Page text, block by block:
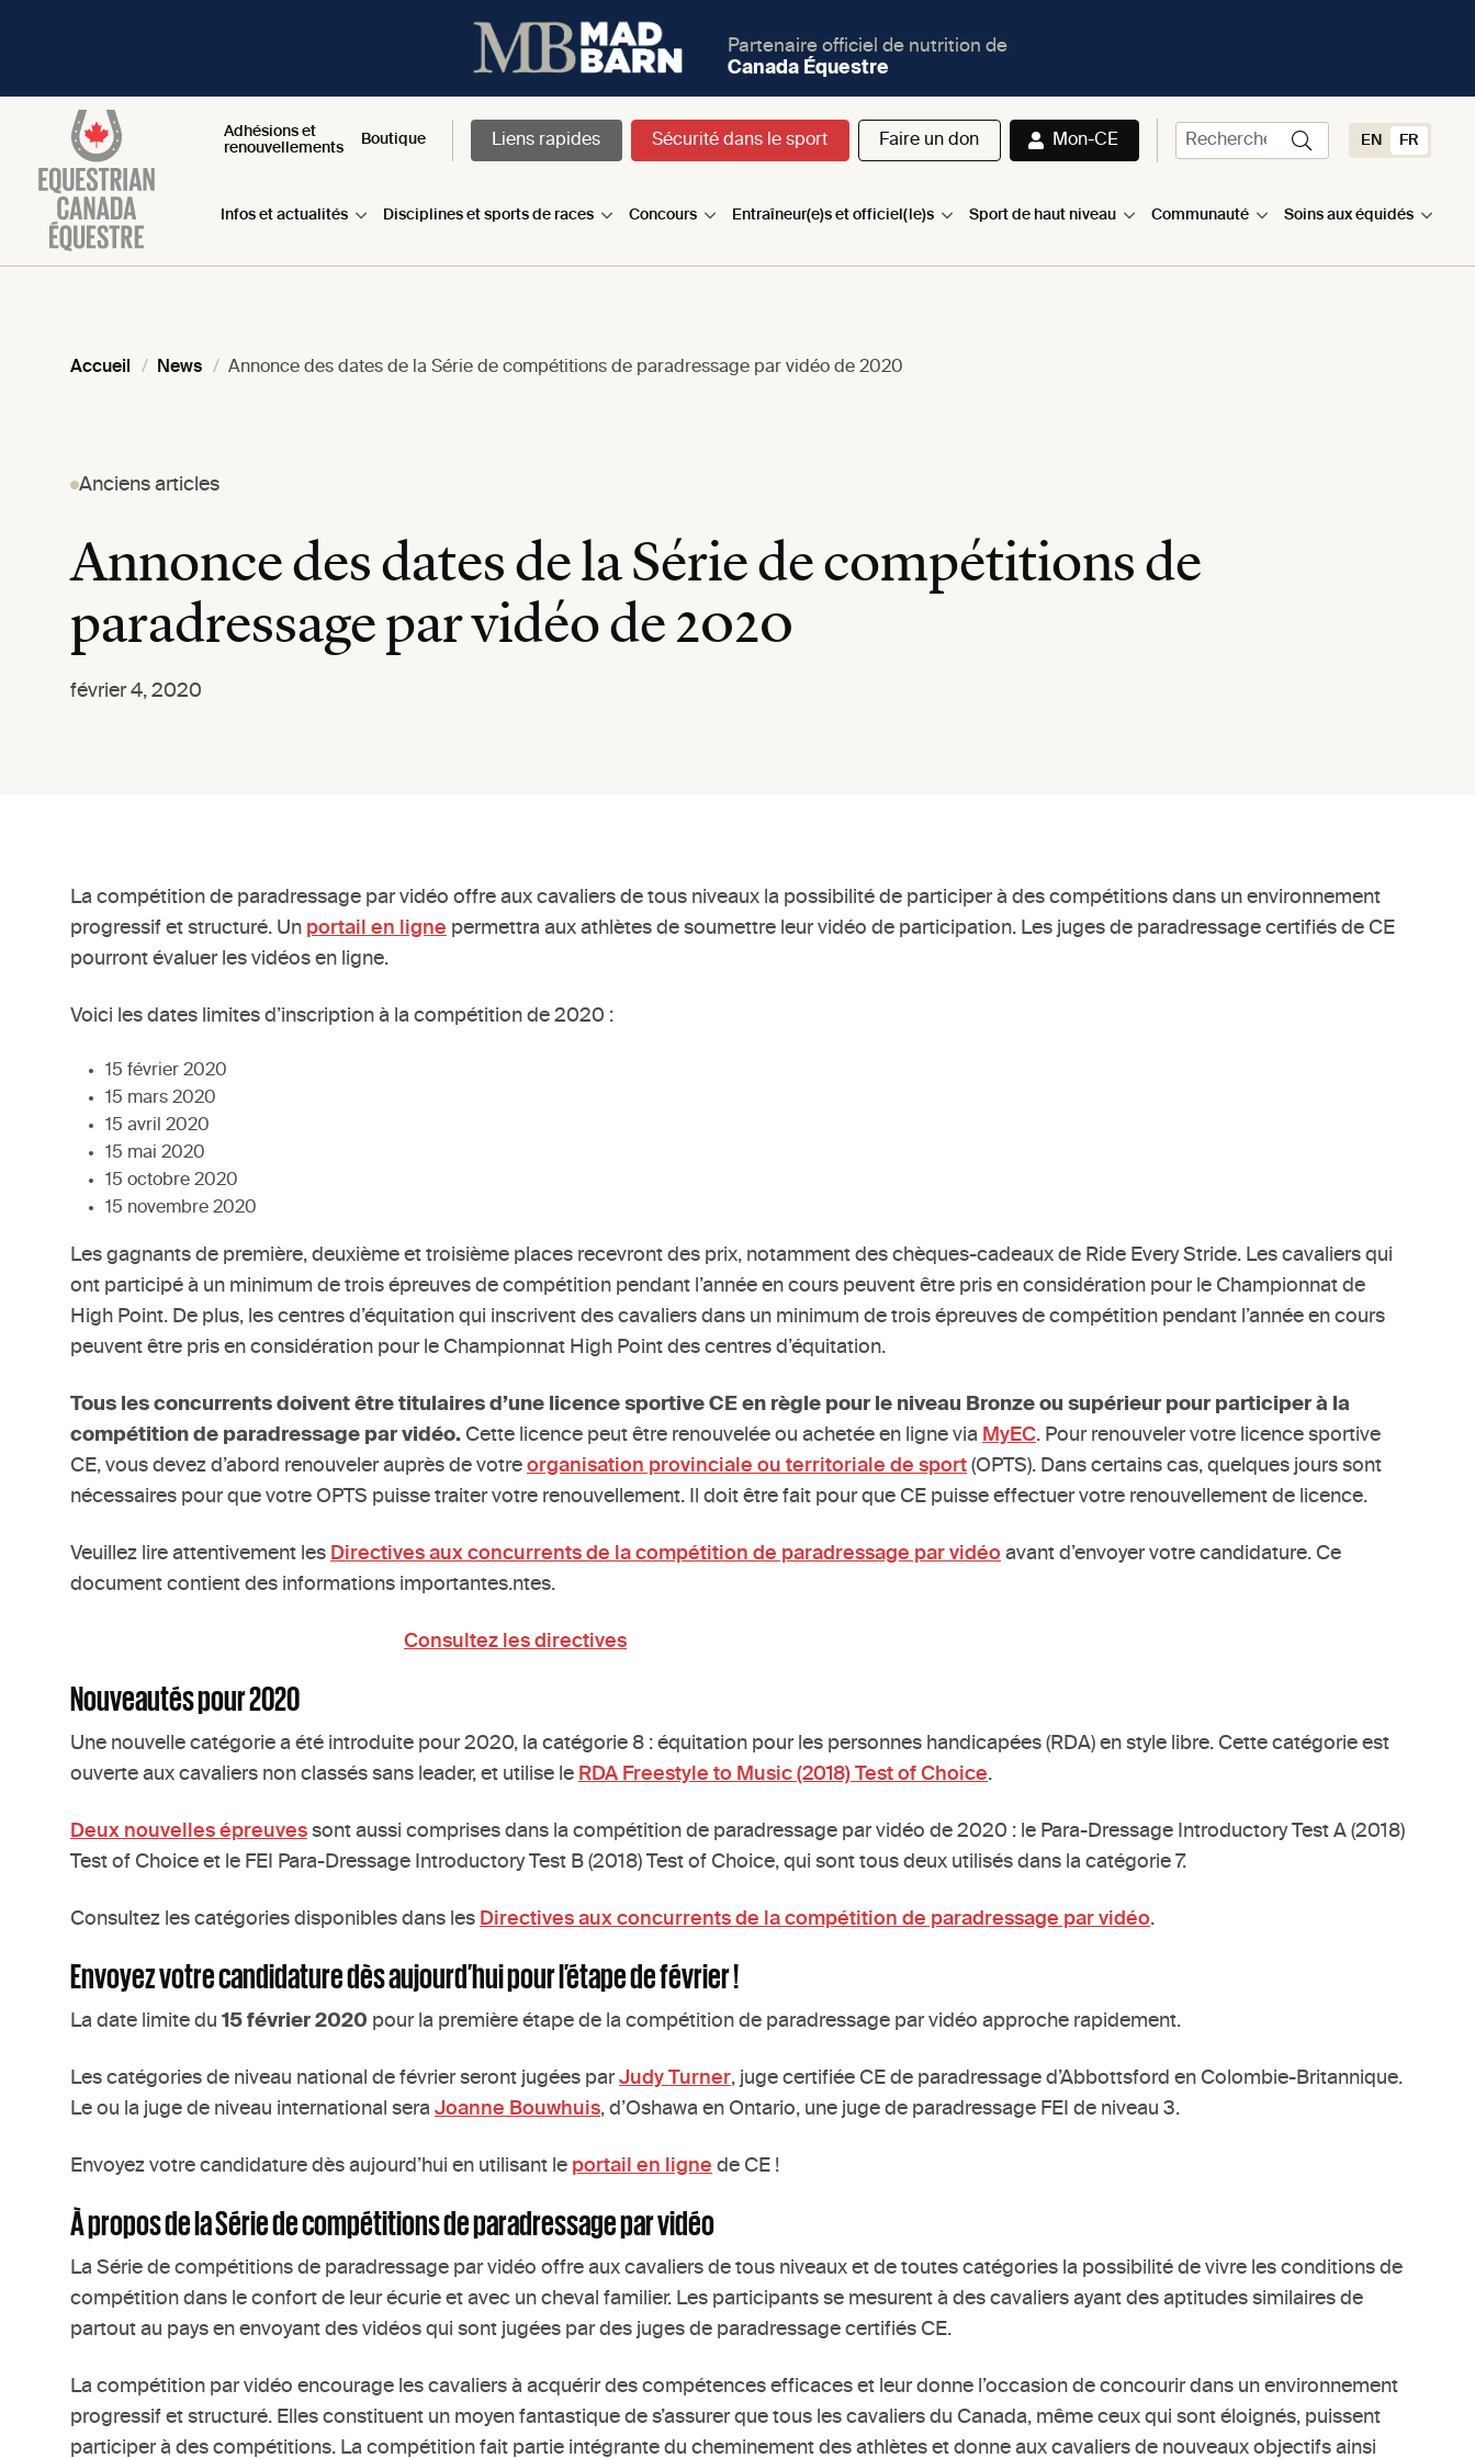
Partenaire officiel de nutrition de
Canada Équestre
Adhésions et
renouvellements
Boutique Liens rapides Sécurité dans le sport Faire un don Mon-CE EN FR
Infos et actualités Disciplines et sports de races Concours Entraîneur(e)s et officiel(le)s Sport de haut niveau Communauté Soins aux équidés
Accueil News Annonce des dates de la Série de compétitions de paradressage par vidéo de 2020
Anciens articles
Annonce des dates de la Série de compétitions de
paradressage par vidéo de 2020
février 4, 2020
La compétition de paradressage par vidéo offre aux cavaliers de tous niveaux la possibilité de participer à des compétitions dans un environnement
progressif et structuré. Un portail en ligne permettra aux athlètes de soumettre leur vidéo de participation. Les juges de paradressage certifiés de CE
pourront évaluer les vidéos en ligne.
Voici les dates limites d’inscription à la compétition de 2020 :
15 février 2020
15 mars 2020
15 avril 2020
15 mai 2020
15 octobre 2020
15 novembre 2020
Les gagnants de première, deuxième et troisième places recevront des prix, notamment des chèques-cadeaux de Ride Every Stride. Les cavaliers qui
ont participé à un minimum de trois épreuves de compétition pendant l’année en cours peuvent être pris en considération pour le Championnat de
High Point. De plus, les centres d’équitation qui inscrivent des cavaliers dans un minimum de trois épreuves de compétition pendant l’année en cours
peuvent être pris en considération pour le Championnat High Point des centres d’équitation.
Tous les concurrents doivent être titulaires d’une licence sportive CE en règle pour le niveau Bronze ou supérieur pour participer à la
compétition de paradressage par vidéo. Cette licence peut être renouvelée ou achetée en ligne via MyEC. Pour renouveler votre licence sportive
CE, vous devez d’abord renouveler auprès de votre organisation provinciale ou territoriale de sport (OPTS). Dans certains cas, quelques jours sont
nécessaires pour que votre OPTS puisse traiter votre renouvellement. Il doit être fait pour que CE puisse effectuer votre renouvellement de licence.
Veuillez lire attentivement les Directives aux concurrents de la compétition de paradressage par vidéo avant d’envoyer votre candidature. Ce
document contient des informations importantes.ntes.
Consultez les directives
Nouveautés pour 2020
Une nouvelle catégorie a été introduite pour 2020, la catégorie 8 : équitation pour les personnes handicapées (RDA) en style libre. Cette catégorie est
ouverte aux cavaliers non classés sans leader, et utilise le RDA Freestyle to Music (2018) Test of Choice.
Deux nouvelles épreuves sont aussi comprises dans la compétition de paradressage par vidéo de 2020 : le Para-Dressage Introductory Test A (2018)
Test of Choice et le FEI Para-Dressage Introductory Test B (2018) Test of Choice, qui sont tous deux utilisés dans la catégorie 7.
Consultez les catégories disponibles dans les Directives aux concurrents de la compétition de paradressage par vidéo.
Envoyez votre candidature dès aujourd’hui pour l’étape de février !
La date limite du 15 février 2020 pour la première étape de la compétition de paradressage par vidéo approche rapidement.
Les catégories de niveau national de février seront jugées par Judy Turner, juge certifiée CE de paradressage d’Abbottsford en Colombie-Britannique.
Le ou la juge de niveau international sera Joanne Bouwhuis, d’Oshawa en Ontario, une juge de paradressage FEI de niveau 3.
Envoyez votre candidature dès aujourd’hui en utilisant le portail en ligne de CE !
À propos de la Série de compétitions de paradressage par vidéo
La Série de compétitions de paradressage par vidéo offre aux cavaliers de tous niveaux et de toutes catégories la possibilité de vivre les conditions de
compétition dans le confort de leur écurie et avec un cheval familier. Les participants se mesurent à des cavaliers ayant des aptitudes similaires de
partout au pays en envoyant des vidéos qui sont jugées par des juges de paradressage certifiés CE.
La compétition par vidéo encourage les cavaliers à acquérir des compétences efficaces et leur donne l’occasion de concourir dans un environnement
progressif et structuré. Elles constituent un moyen fantastique de s’assurer que tous les cavaliers du Canada, même ceux qui sont éloignés, puissent
participer à des compétitions. La compétition fait partie intégrante du cheminement des athlètes et donne aux cavaliers de nouveaux objectifs ainsi